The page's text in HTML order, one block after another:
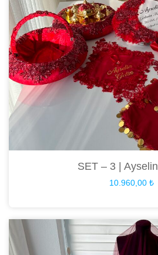
SET – 3 |
10.960,00 ₺